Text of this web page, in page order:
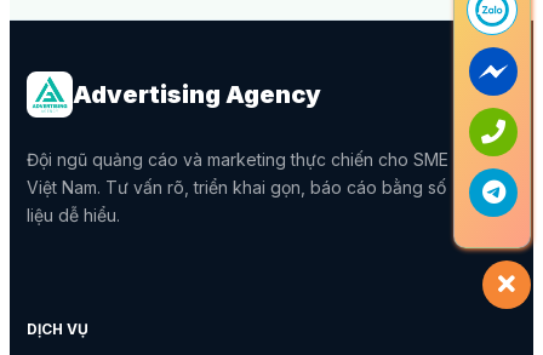
Advertising Agency
Đội ngũ quảng cáo và marketing thực chiến cho SME
Việt Nam. Tư vấn rõ, triển khai gọn, báo cáo bằng số
liệu dễ hiểu.
DỊCH VỤ